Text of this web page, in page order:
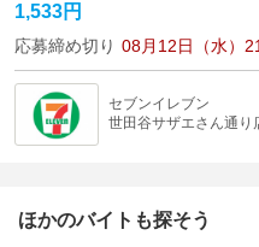
1,533円
応募締め切り 08月12日（水）
セブンイレブン
世田谷サザエさん通り
ほかのバイトも探そう